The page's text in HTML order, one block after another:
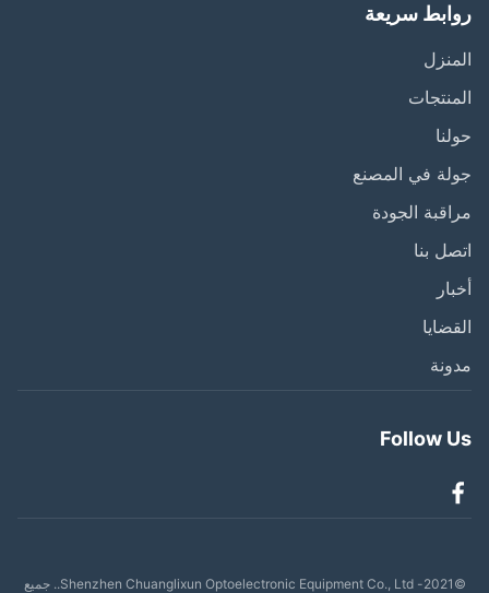
سريعة
في المصنع
الجودة
بنا
Follow
©2021- Shenzhen Chuanglixun Optoelectronic Equipment Co., Ltd.. جميع